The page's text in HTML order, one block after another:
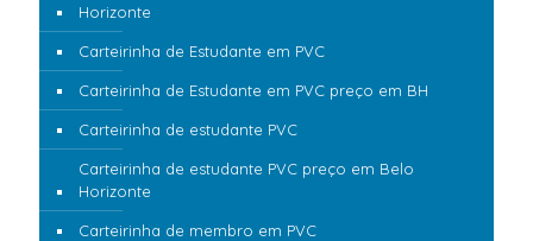
Horizonte
Carteirinha de Estudante em PVC
Carteirinha de Estudante em PVC preço em BH
Carteirinha de estudante PVC
Carteirinha de estudante PVC preço em Belo
Horizonte
Carteirinha de membro em PVC